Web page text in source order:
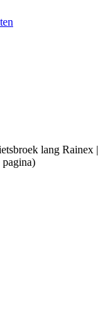
lang Rainex